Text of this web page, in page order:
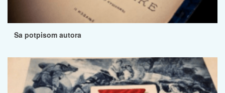
Sa potpisom autora